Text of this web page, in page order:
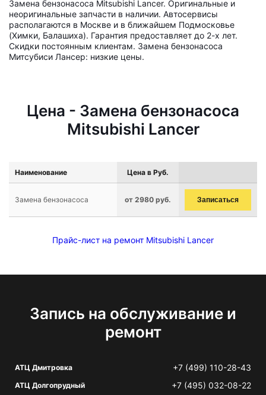
Замена бензонасоса Mitsubishi Lancer. Оригинальные и
неоригинальные запчасти в наличии. Автосервисы
располагаются в Москве и в ближайшем Подмосковье
(Химки, Балашиха). Гарантия предоставляет до 2-х лет.
Скидки постоянным клиентам. Замена бензонасоса
Митсубиси Лансер: низкие цены.
Цена - Замена бензонасоса
Mitsubishi Lancer
Наименование Цена в Руб.
Замена бензонасоса от 2980 руб. Записаться
Прайс-лист на ремонт Mitsubishi Lancer
Запись на обслуживание и
ремонт
АТЦ Дмитровка +7 (499) 110-28-43
АТЦ Долгопрудный +7 (495) 032-08-22